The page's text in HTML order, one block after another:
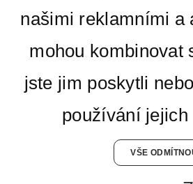
našimi reklamními a
mohou kombinovat
jste jim poskytli
používání
VŠE